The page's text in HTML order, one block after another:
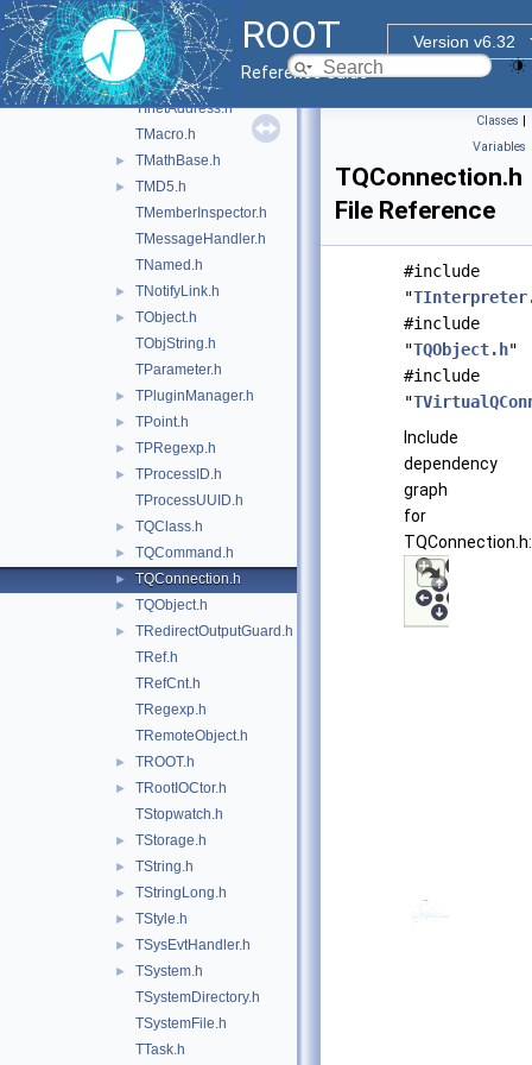
ROOT
Version v6.32
Reference Guide
TExec.h
TFileCollection.h
TFileInfo.h
TFolder.h
TInetAddress.h
TMacro.h
► TMathBase.h
►
TMD5.h
TMemberInspector.h
TMessageHandler.h
TNamed.h
► TNotifyLink.h
►
TObject.h
TObjString.h
TParameter.h
► TPluginManager.h
► TPoint.h
► TPRegexp.h
►
TProcessID.h
TProcessUUID.h
► TQClass.h
► TQCommand.h
► TQConnection.h
► TQObject.h
►
TRedirectOutputGuard.h
TRef.h
TRefCnt.h
TRegexp.h
TRemoteObject.h
► TROOT.h
►
TRootIOCtor.h
TStopwatch.h
► TStorage.h
► TString.h
► TStringLong.h
► TStyle.h
► TSysEvtHandler.h
►
TSystem.h
TSystemDirectory.h
TSystemFile.h
TTask.h
Classes |
Variables
TQConnection.h
File Reference
#include
"
#include
"TQObject.h"
#include
"
Include
dependency
graph
for
TQConnection.h: